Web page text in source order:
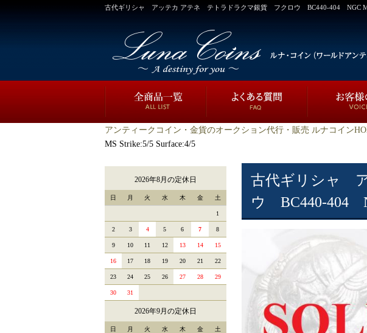
古代ギリシャ アッテカ アテネ テトラドラクマ銀貨 フクロウ BC440-404 NGC
アンティークコイン・金貨のオークション代行・販売 ルナコイン
MS Strike:5/5 Surface:4/5
古代ギリシャ
ウ BC440-404
2026年8月の定休日
日 月 火 水 木 金 土
1
2 3 4 5 6 7 8
9 10 11 12 13 14 15
16 17 18 19 20 21 22
23 24 25 26 27 28 29
30 31
2026年9月の定休日
日 月 火 水 木 金 土